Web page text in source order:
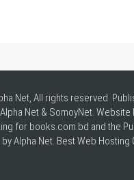
Net, All rights reserved.
Net & SomoyNet. Website
for books.com.bd and the
Alpha Net. BestWeb Hosting